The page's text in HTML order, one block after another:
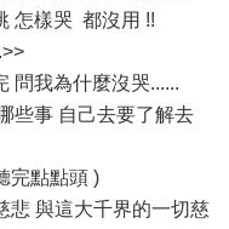
怎樣哭 都沒用 !!
問我為什麼沒哭......
些事 自己去要了解去
完點點頭 )
悲 與這大千界的一切慈